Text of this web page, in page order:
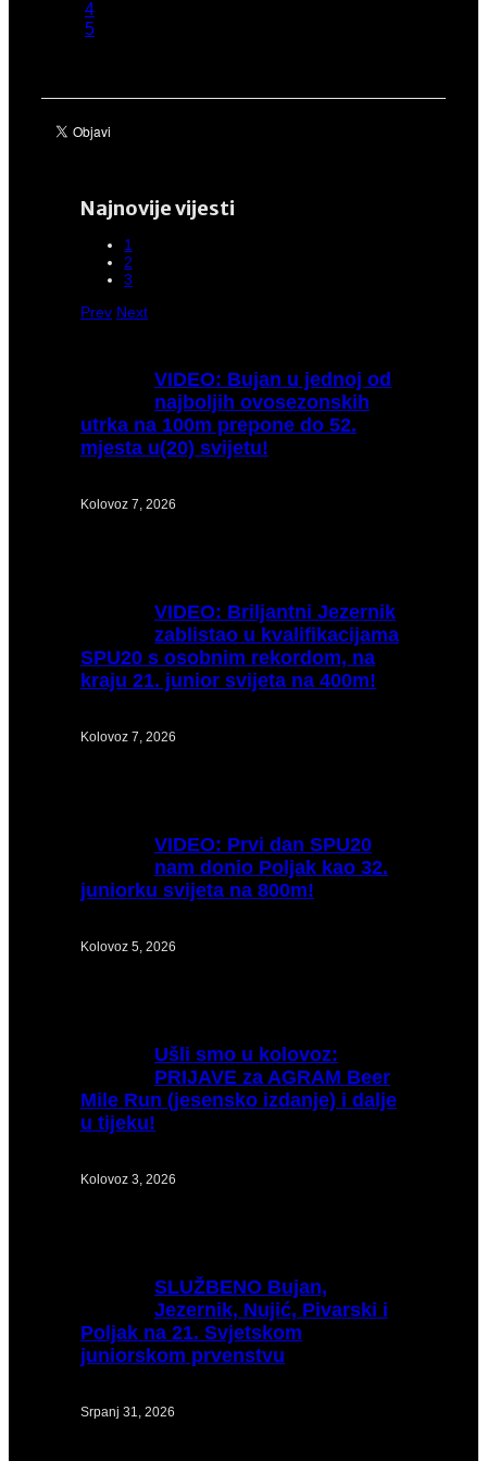
4
5
Najnovije vijesti
1
2
3
Prev Next
VIDEO: Bujan u jednoj od
najboljih ovosezonskih
utrka na 100m prepone do 52.
mjesta u(20) svijetu!
Kolovoz 7, 2026
VIDEO: Briljantni Jezernik
zablistao u kvalifikacijama
SPU20 s osobnim rekordom, na
kraju 21. junior svijeta na 400m!
Kolovoz 7, 2026
VIDEO: Prvi dan SPU20
nam donio Poljak kao 32.
juniorku svijeta na 800m!
Kolovoz 5, 2026
Ušli smo u kolovoz:
PRIJAVE za AGRAM Beer
Mile Run (jesensko izdanje) i dalje
u tijeku!
Kolovoz 3, 2026
SLUŽBENO Bujan,
Jezernik, Nujić, Pivarski i
Poljak na 21. Svjetskom
juniorskom prvenstvu
Srpanj 31, 2026